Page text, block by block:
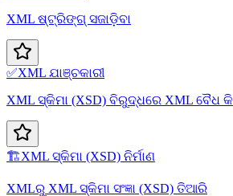
XML ଷ୍ଟ୍ରିଙ୍ଗ୍ ସଜାଡ଼ିବା
✅XML ଯାଞ୍ଚକାରୀ
XML ସ୍କିମା (XSD) ବିରୁଦ୍ଧରେ XML ବୈଧ
🏗️XML ସ୍କିମା (XSD) ନିର୍ମାଣ
XMLରୁ XML ସ୍କିମା ସଂଜ୍ଞା (XSD) ତିଆରି